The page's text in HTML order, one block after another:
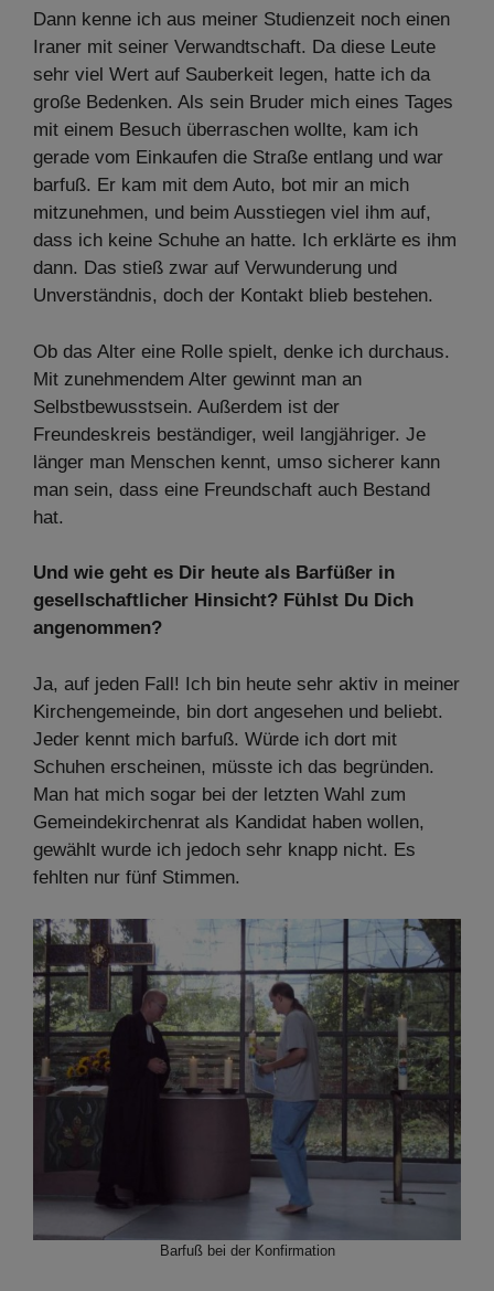
Dann kenne ich aus meiner Studienzeit noch einen
Iraner mit seiner Verwandtschaft. Da diese Leute
sehr viel Wert auf Sauberkeit legen, hatte ich da
große Bedenken. Als sein Bruder mich eines Tages
mit einem Besuch überraschen wollte, kam ich
gerade vom Einkaufen die Straße entlang und war
barfuß. Er kam mit dem Auto, bot mir an mich
mitzunehmen, und beim Ausstiegen viel ihm auf,
dass ich keine Schuhe an hatte. Ich erklärte es ihm
dann. Das stieß zwar auf Verwunderung und
Unverständnis, doch der Kontakt blieb bestehen.
Ob das Alter eine Rolle spielt, denke ich durchaus.
Mit zunehmendem Alter gewinnt man an
Selbstbewusstsein. Außerdem ist der
Freundeskreis beständiger, weil langjähriger. Je
länger man Menschen kennt, umso sicherer kann
man sein, dass eine Freundschaft auch Bestand
hat.
Und wie geht es Dir heute als Barfüßer in
gesellschaftlicher Hinsicht? Fühlst Du Dich
angenommen?
Ja, auf jeden Fall! Ich bin heute sehr aktiv in meiner
Kirchengemeinde, bin dort angesehen und beliebt.
Jeder kennt mich barfuß. Würde ich dort mit
Schuhen erscheinen, müsste ich das begründen.
Man hat mich sogar bei der letzten Wahl zum
Gemeindekirchenrat als Kandidat haben wollen,
gewählt wurde ich jedoch sehr knapp nicht. Es
fehlten nur fünf Stimmen.
Barfuß bei der Konfirmation